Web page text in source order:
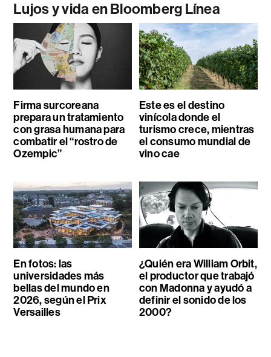
Lujos y vida en Bloomberg Línea
Firma surcoreana
prepara un tratamiento
con grasa humana para
combatir el “rostro de
Ozempic”
Este es el destino
vinícola donde el
turismo crece, mientras
el consumo mundial de
vino cae
En fotos: las
universidades más
bellas del mundo en
2026, según el Prix
Versailles
¿Quién era William Orbit,
el productor que trabajó
con Madonna y ayudó a
definir el sonido de los
2000?